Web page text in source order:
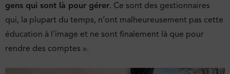
gens qui sont là pour gérer. Ce sont des gestionnaires
qui, la plupart du temps, n’ont malheureusement pas cette
éducation à l’image et ne sont finalement là que pour
rendre des comptes ».